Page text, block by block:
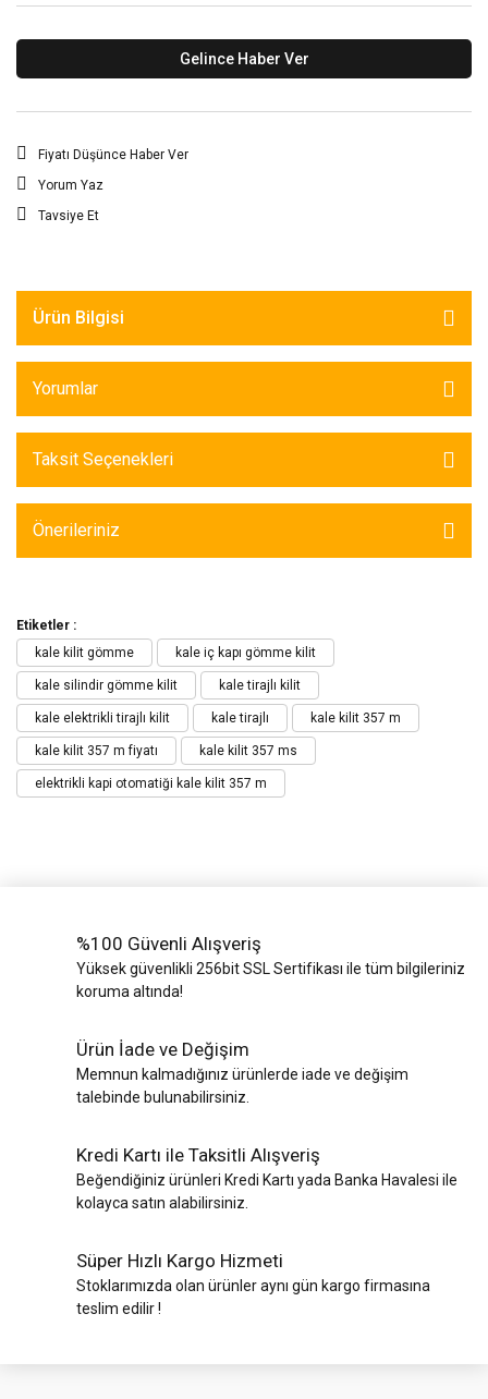
Gelince Haber Ver
Fiyatı Düşünce Haber Ver
Yorum Yaz
Tavsiye Et
Ürün Bilgisi
Yorumlar
Taksit Seçenekleri
Önerileriniz
Etiketler :
kale kilit gömme
kale iç kapı gömme kilit
kale silindir gömme kilit kale tirajlı kilit
kale elektrikli tirajlı kilit kale tirajlı kale kilit 357 m
kale kilit 357 m fiyatı kale kilit 357 ms
elektrikli kapi otomatiği kale kilit 357 m
%100 Güvenli Alışveriş
Yüksek güvenlikli 256bit SSL Sertifikası ile tüm bilgileriniz
koruma altında!
Ürün İade ve Değişim
Memnun kalmadığınız ürünlerde iade ve değişim
talebinde bulunabilirsiniz.
Kredi Kartı ile Taksitli Alışveriş
Beğendiğiniz ürünleri Kredi Kartı yada Banka Havalesi ile
kolayca satın alabilirsiniz.
Süper Hızlı Kargo Hizmeti
Stoklarımızda olan ürünler aynı gün kargo firmasına
teslim edilir !